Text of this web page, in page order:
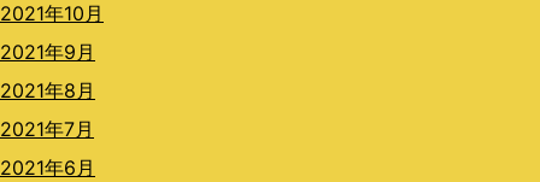
2021年10月
2021年9月
2021年8月
2021年7月
2021年6月